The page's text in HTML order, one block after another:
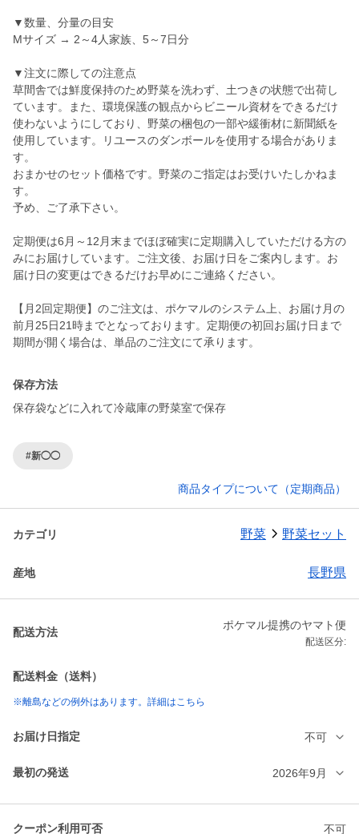
▼数量、分量の目安
Мサイズ → 2～4人家族、5～7日分
▼注文に際しての注意点
草間舎では鮮度保持のため野菜を洗わず、土つきの状態で出荷し
ています。また、環境保護の観点からビニール資材をできるだけ
使わないようにしており、野菜の梱包の一部や緩衝材に新聞紙を
使用しています。リユースのダンボールを使用する場合がありま
す。
おまかせのセット価格です。野菜のご指定はお受けいたしかねま
す。
予め、ご了承下さい。
定期便は6月～12月末までほぼ確実に定期購入していただける方の
みにお届けしています。ご注文後、お届け日をご案内します。お
届け日の変更はできるだけお早めにご連絡ください。
【月2回定期便】のご注文は、ポケマルのシステム上、お届け月の
前月25日21時までとなっております。定期便の初回お届け日まで
期間が開く場合は、単品のご注文にて承ります。
保存方法
保存袋などに入れて冷蔵庫の野菜室で保存
#新◯◯
商品タイプについて（定期商品）
カテゴリ 野菜 野菜セット
産地 長野県
配送方法
ポケマル提携のヤマト便
配送区分:
配送料金（送料）
※離島などの例外はあります。詳細はこちら
お届け日指定 不可
最初の発送 2026年9月
クーポン利用可否 不可